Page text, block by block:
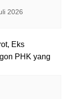
2026